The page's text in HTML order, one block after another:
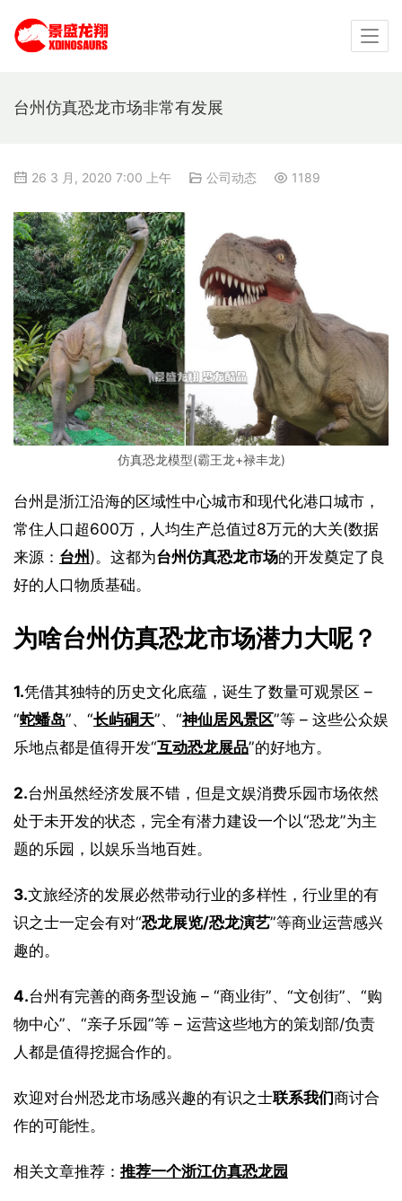
台州仿真恐龙市场非常有发展
26 3 月, 2020 7:00 上午 公司动态 1189
仿真恐龙模型(霸王龙+禄丰龙)
台州是浙江沿海的区域性中心城市和现代化港口城市，
常住人口超600万，人均生产总值过8万元的大关(数据
来源： 台州)。这都为台州仿真恐龙市场的开发奠定了良
好的人口物质基础。
为啥台州仿真恐龙市场潜力大呢？
1.凭借其独特的历史文化底蕴，诞生了数量可观景区 –
“蛇蟠岛”、“长屿硐天”、“神仙居风景区”等 – 这些公众娱
乐地点都是值得开发“互动恐龙展品”的好地方。
2.台州虽然经济发展不错，但是文娱消费乐园市场依然
处于未开发的状态，完全有潜力建设一个以“恐龙”为主
题的乐园，以娱乐当地百姓。
3.文旅经济的发展必然带动行业的多样性，行业里的有
识之士一定会有对“恐龙展览/恐龙演艺”等商业运营感兴
趣的。
4.台州有完善的商务型设施 – “商业街”、“文创街”、“购
物中心”、“亲子乐园”等 – 运营这些地方的策划部/负责
人都是值得挖掘合作的。
欢迎对台州恐龙市场感兴趣的有识之士联系我们商讨合
作的可能性。
相关文章推荐： 推荐一个浙江仿真恐龙园